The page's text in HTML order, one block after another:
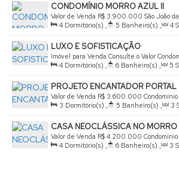
CONDOMÍNIO MORRO AZUL II
R$ 3.900.000
Valor de Venda
São João
Brasil
4 Dormitório(s) , 5 Banheiro(s) , 4
Vaga(s) , Útil: 360.00m²
LUXO E SOFISTICAÇÃO
Consulte o Valor
Imóvel para Venda
João da Boa Vista, São Paulo, Brasil
4 Dormitório(s) , 6 Banheiro(s) , 5
Vaga(s) , Útil: 430.00m² , Terreno:
PROJETO ENCANTADOR PORTAL
R$ 3.600.000
Valor de Venda
da Boa Vista, São Paulo, Brasil
3 Dormitório(s) , 5 Banheiro(s) , 3
Vaga(s) , Útil: 367.22m² , Terreno: 516
CASA NEOCLÁSSICA NO MORRO
R$ 4.200.000
Valor de Venda
Boa Vista, São Paulo, Brasil
4 Dormitório(s) , 6 Banheiro(s) , 3